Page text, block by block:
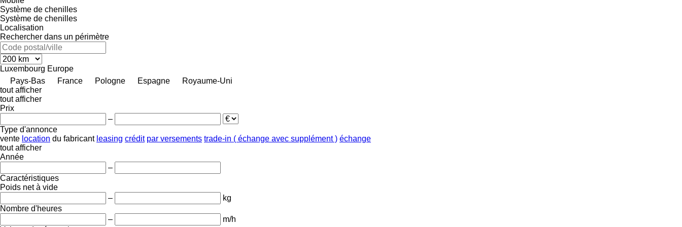
Système de chenilles
Système de chenilles
Localisation
Rechercher dans un périmètre
Luxembourg Europe
Pays-Bas
France Pologne Espagne
Royaume-Uni
tout afficher
tout afficher
Prix
–
Type d'annonce
vente location du fabricant leasing crédit par versements trade-in ( échange avec supplément ) échange
tout afficher
Année
–
Caractéristiques
Poids net à vide
–
kg
Nombre d'heures
–
m/h